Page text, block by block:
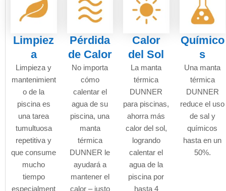
Limpiez
a
Limpieza y
mantenimient
o de la
piscina es
una tarea
tumultuosa
repetitiva y
que consume
mucho
tiempo
especialment
Pérdida
de Calor
No importa
cómo
calentar el
agua de su
piscina, una
manta
térmica
DUNNER le
ayudará a
mantener el
calor – justo
Calor
del Sol
La manta
térmica
DUNNER
para piscinas,
ahorra más
calor del sol,
logrando
calentar el
agua de la
piscina por
hasta 4
Químico
s
Una manta
térmica
DUNNER
reduce el uso
de sal y
químicos
hasta en un
50%.